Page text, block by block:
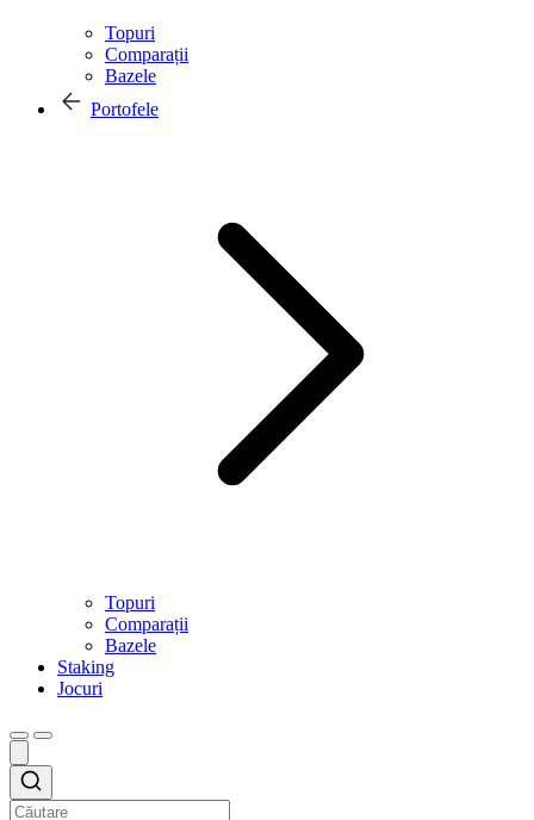
Topuri
Comparații
Bazele
Portofele
Topuri
Comparații
Bazele
Staking
Jocuri